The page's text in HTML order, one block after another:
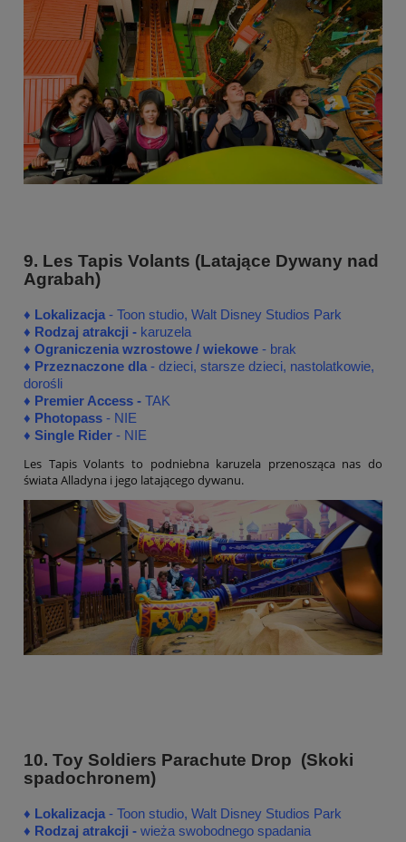
9. Les Tapis Volants (Latające Dywany nad
Agrabah)
♦ Lokalizacja - Toon studio, Walt Disney Studios Park
♦ Rodzaj atrakcji - karuzela
♦ Ograniczenia wzrostowe / wiekowe - brak
♦ Przeznaczone dla - dzieci, starsze dzieci, nastolatkowie,
dorośli
♦ Premier Access - TAK
♦ Photopass - NIE
♦ Single Rider - NIE
Les Tapis Volants to podniebna karuzela przenosząca nas do
świata Alladyna i jego latającego dywanu.
10. Toy Soldiers Parachute Drop (Skoki
spadochronem)
♦ Lokalizacja - Toon studio, Walt Disney Studios Park
♦ Rodzaj atrakcji - wieża swobodnego spadania